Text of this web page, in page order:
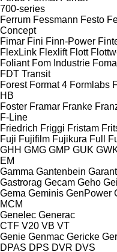
700-series
Ferrum Fessmann Festo
Concept
Fimar Fini Finn-Power
FlexLink Flexlift Flott
Foliant Fom Industrie
FDT Transit
Forest Format 4 Formlabs
HB
Foster Framar Franke
F-Line
Friedrich Friggi Fristam
Fuji Fujifilm Fujikura Full
GHH GMG GMP GUK
EM
Gamma Gantenbein Garant
Gastrorag Gecam Geho
Gema Geminis GenPower
MCM
Genelec Generac
CTF V20 VB VT
Genie Genmac Gericke
DPAS DPS DVR DVS